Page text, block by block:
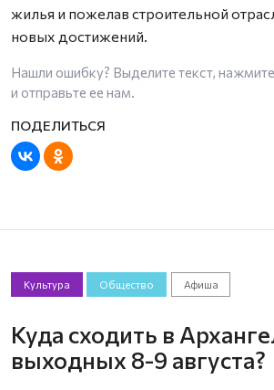
жилья и пожелав строительной
новых достижений.
Нашли ошибку? Выделите текст, нажмите
и отправьте ее нам.
Культура Общество Афиша
Куда сходить в
выходных 8-9 августа?